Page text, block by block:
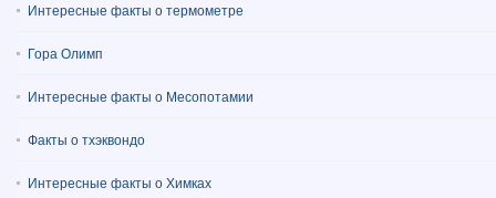
Интересные факты о термометре
Гора Олимп
Интересные факты о Месопотамии
Факты о тхэквондо
Интересные факты о Химках